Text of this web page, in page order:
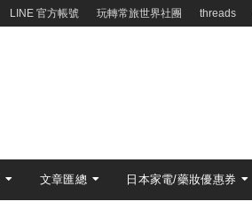
LINE 官方帳號 玩轉常旅世界社團 threads
文章匯總 日本家電/藥妝優惠券